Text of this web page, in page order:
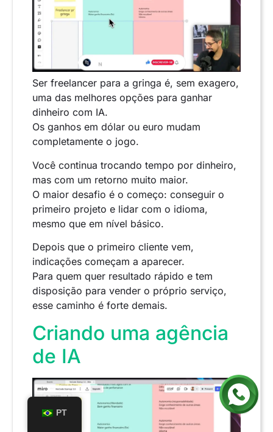
Ser freelancer para a gringa é, sem exagero,
uma das melhores opções para ganhar
dinheiro com IA.
Os ganhos em dólar ou euro mudam
completamente o jogo.
Você continua trocando tempo por dinheiro,
mas com um retorno muito maior.
O maior desafio é o começo: conseguir o
primeiro projeto e lidar com o idioma,
mesmo que em nível básico.
Depois que o primeiro cliente vem,
indicações começam a aparecer.
Para quem quer resultado rápido e tem
disposição para vender o próprio serviço,
esse caminho é forte demais.
Criando uma agência
de IA
PT